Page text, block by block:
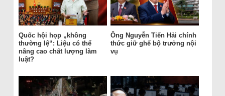
Quốc hội họp „không
thường lệ“: Liệu có thể
nâng cao chất lượng làm
luật?
Ông Nguyễn Tiến Hải chính
thức giữ ghế bộ trưởng nội
vụ